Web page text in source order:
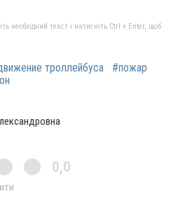
необхідний текст і натисніть Ctrl + Enter, щоб
троллейбуса
#пожар
0,0